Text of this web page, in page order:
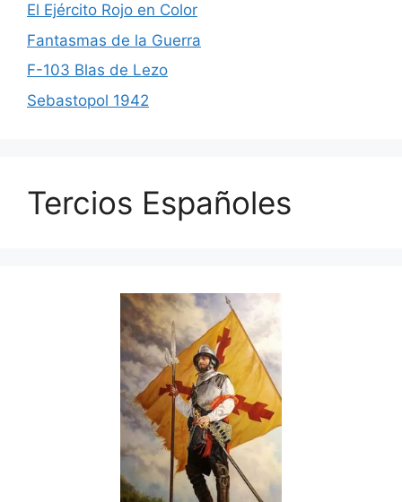
El Ejército Rojo en Color
Fantasmas de la Guerra
F-103 Blas de Lezo
Sebastopol 1942
Tercios Españoles